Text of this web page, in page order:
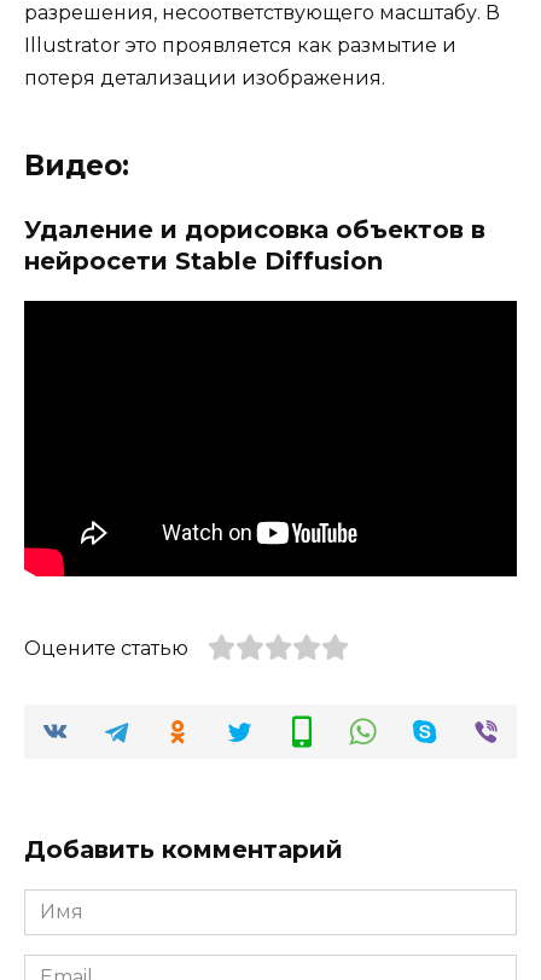
разрешения, несоответствующего масштабу. В
Illustrator это проявляется как размытие и
потеря детализации изображения.
Видео:
Удаление и дорисовка объектов в
нейросети Stable Diffusion
Оцените статью
Добавить комментарий
Имя
*
Email